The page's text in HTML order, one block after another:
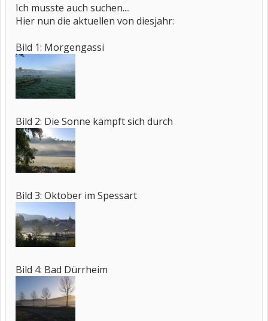
Ich musste auch suchen....
Hier nun die aktuellen von diesjahr:
Bild 1: Morgengassi
Bild 2: Die Sonne kämpft sich durch
Bild 3: Oktober im Spessart
Bild 4: Bad Dürrheim